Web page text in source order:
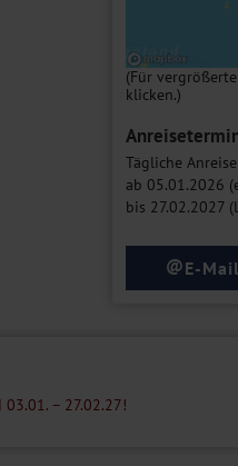
(Für
klicken.)
Tägliche
ab 05.01.2026
bis 27.02.2027
@E-Mail
– 27.02.27!